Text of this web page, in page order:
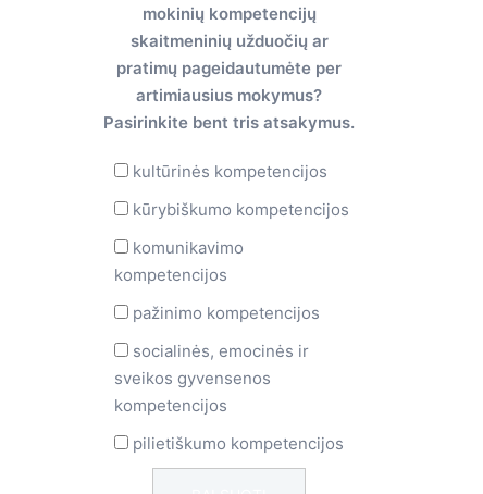
mokinių kompetencijų
skaitmeninių užduočių ar
pratimų pageidautumėte per
artimiausius mokymus?
Pasirinkite bent tris atsakymus.
kultūrinės kompetencijos
kūrybiškumo kompetencijos
komunikavimo
kompetencijos
pažinimo kompetencijos
socialinės, emocinės ir
sveikos gyvensenos
kompetencijos
pilietiškumo kompetencijos